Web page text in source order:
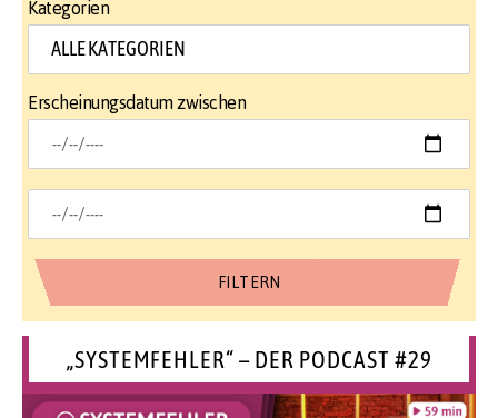
Kategorien
Erscheinungsdatum zwischen
„SYSTEMFEHLER“ – DER PODCAST #29